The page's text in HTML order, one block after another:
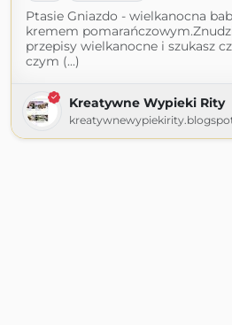
Ptasie Gniazdo - wielkanocna
kremem
przepisy wielkanocne i szukasz
czym (...)
Kreatywne Wypieki Rity